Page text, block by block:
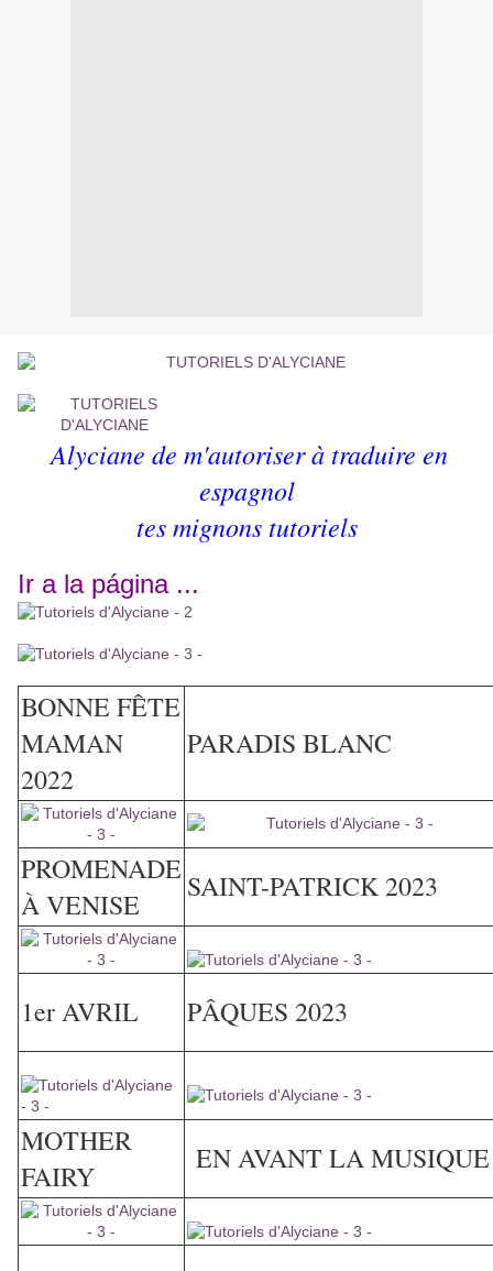
Alyciane de m'autoriser à traduire en
espagnol
tes mignons tutoriels
Ir a la página ...
BONNE FÊTE
MAMAN
2022
PARADIS BLANC
PROMENADE
À VENISE
SAINT-PATRICK 2023
1er AVRIL PÂQUES 2023
MOTHER
FAIRY
EN AVANT LA MUSIQUE